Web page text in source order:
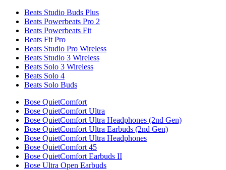
Beats Studio Buds Plus
Beats Powerbeats Pro 2
Beats Powerbeats Fit
Beats Fit Pro
Beats Studio Pro Wireless
Beats Studio 3 Wireless
Beats Solo 3 Wireless
Beats Solo 4
Beats Solo Buds
Bose QuietComfort
Bose QuietComfort Ultra
Bose QuietComfort Ultra Headphones (2nd Gen)
Bose QuietComfort Ultra Earbuds (2nd Gen)
Bose QuietComfort Ultra Headphones
Bose QuietComfort 45
Bose QuietComfort Earbuds II
Bose Ultra Open Earbuds